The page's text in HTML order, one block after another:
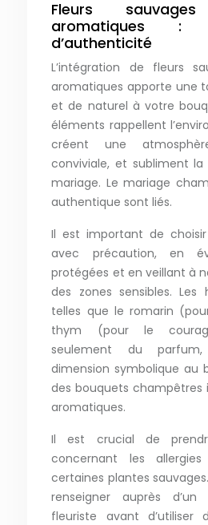
Fleurs
aromatiques :
d’authenticité
L’intégration de fleurs
aromatiques apporte une
et de naturel à votre
éléments rappellent
créent une
conviviale, et subliment
mariage. Le mariage
authentique sont liés.
Il est important de
avec précaution, en
protégées et en veillant à
des zones sensibles. Les
telles que le romarin
thym (pour le
seulement du
dimension symbolique au
des bouquets champêtres
aromatiques.
Il est crucial de
concernant les
certaines plantes
renseigner auprès
fleuriste avant d’utiliser